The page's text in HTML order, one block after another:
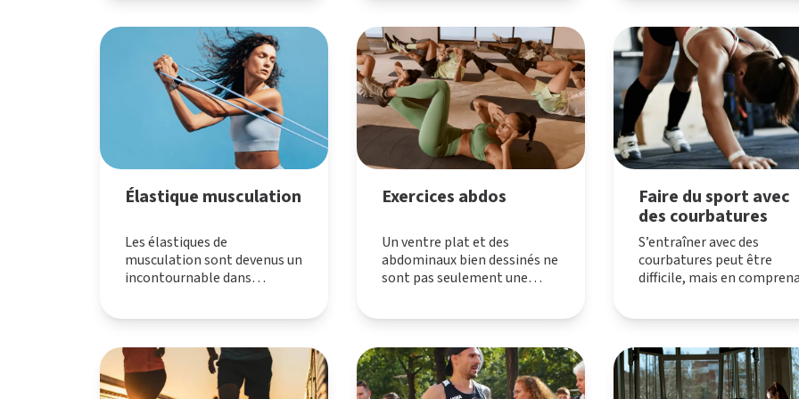
gagner en sérénité au
Élastique musculation
Les élastiques de
musculation sont devenus un
incontournable dans
tous, ils permettent de
travailler efficacement tous
les groupes musculaires,
Exercices abdos
Un ventre plat et des
abdominaux bien dessinés ne
sont pas seulement une
rôle crucial dans la stabilité
et la posture. En ce début
d’année, alors que les bonnes
Faire du sport avec
des courbatures
S’entraîner avec des
courbatures peut être
difficile, mais en
aggraver ces douleurs.